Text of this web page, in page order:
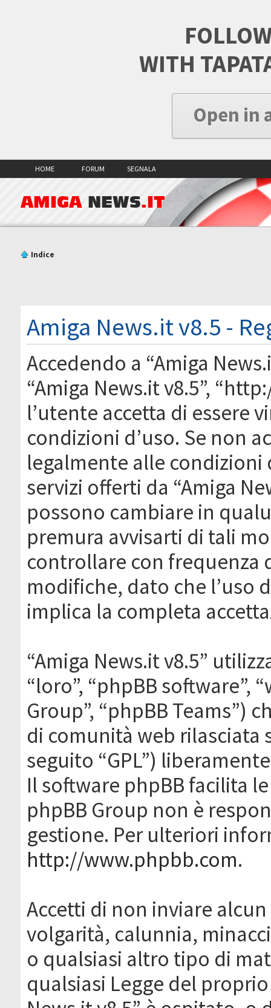
WITH
Open in
HOME FORUM SEGNALA
AMIGA NEWS.IT
Indice
Amiga News.it v8.5 -
Accedendo a “Amiga
“Amiga News.it v8.5”,
l’utente accetta di essere
condizioni d’uso. Se non
legalmente alle condizioni
servizi offerti da “Amiga
possono cambiare in
premura avvisarti di tali
controllare con frequenza
modifiche, dato che l’uso
implica la completa
“Amiga News.it v8.5”
“loro”, “phpBB software”,
Group”, “phpBB Teams”)
di comunità web rilasciata
seguito “GPL”)
Il software phpBB facilita
phpBB Group non è
gestione. Per ulteriori
http://www.phpbb.com.
Accetti di non inviare
volgarità, calunnia,
o qualsiasi altro tipo di
qualsiasi Legge del